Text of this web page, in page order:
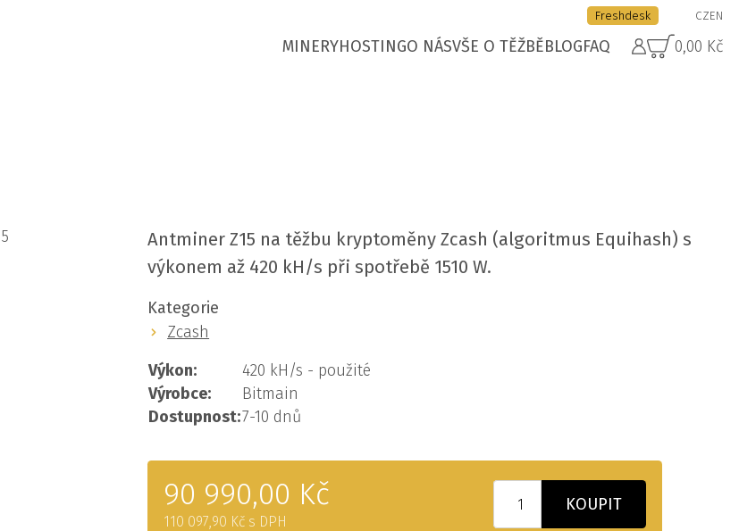
MINERYHOSTINGO NÁSVŠE O TĚŽBĚBLOGFAQ 0,00 Kč
CZEN
Freshdesk
Antminer Z15 na těžbu kryptoměny Zcash (algoritmus Equihash) s
výkonem až 420 kH/s při spotřebě 1510 W.
Kategorie
Zcash
Výkon:
420 kH/s - použité
Výrobce:
Bitmain
Dostupnost:7-10 dnů
90 990,00 Kč
110 097,90 Kč s DPH
KOUPIT